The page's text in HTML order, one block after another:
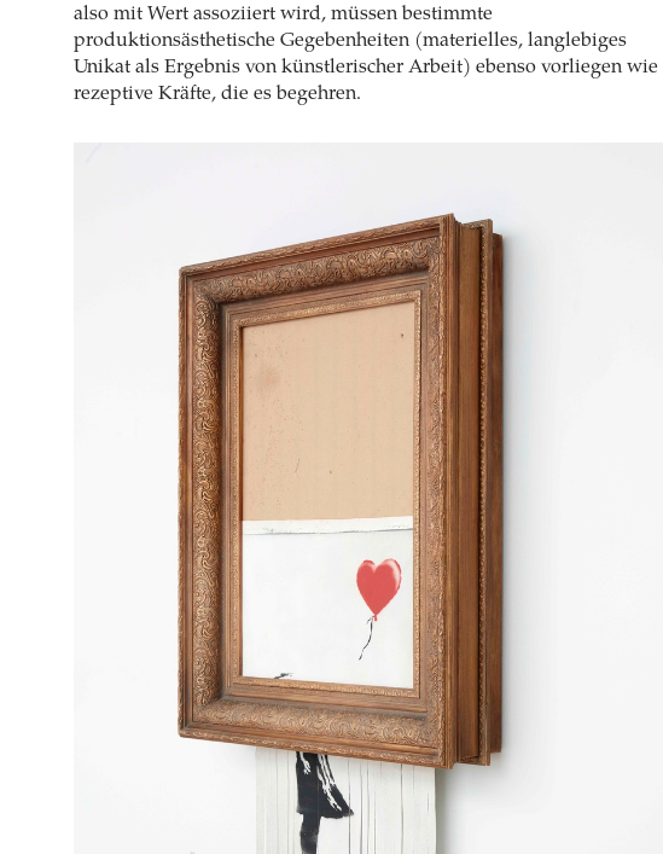
also mit Wert assoziiert wird, müssen bestimmte
produktionsästhetische Gegebenheiten (materielles, langlebiges
Unikat als Ergebnis von künstlerischer Arbeit) ebenso vorliegen wie
rezeptive Kräfte, die es begehren.